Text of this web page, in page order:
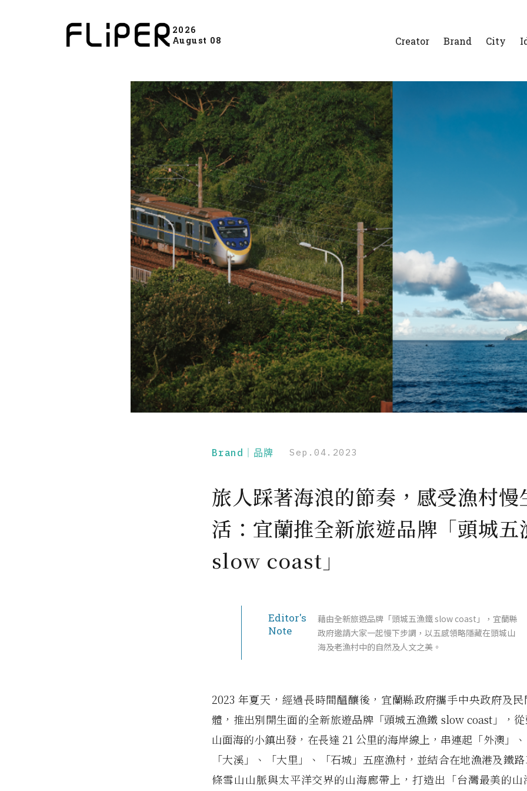
2026
August 08
Creator Brand City
Brand｜品牌 Sep.04.2023
旅人踩著海浪的節奏，感受漁村慢
活：宜蘭推全新旅遊品牌「頭城五
slow coast」
Editor's
Note
藉由全新旅遊品牌「頭城五漁鐵 slow coast」，宜蘭縣
政府邀請大家一起慢下步調，以五感領略隱藏在頭城山
海及老漁村中的自然及人文之美。
2023 年夏天，經過長時間醞釀後，宜蘭縣政府攜手中央政府及
體，推出別開生面的全新旅遊品牌「頭城五漁鐵 slow coast」，
山面海的小鎮出發，在長達 21 公里的海岸線上，串連起「外澳」
「大溪」、「大里」、「石城」五座漁村，並結合在地漁港及鐵
條雪山山脈與太平洋交界的山海廊帶上，打造出「台灣最美的